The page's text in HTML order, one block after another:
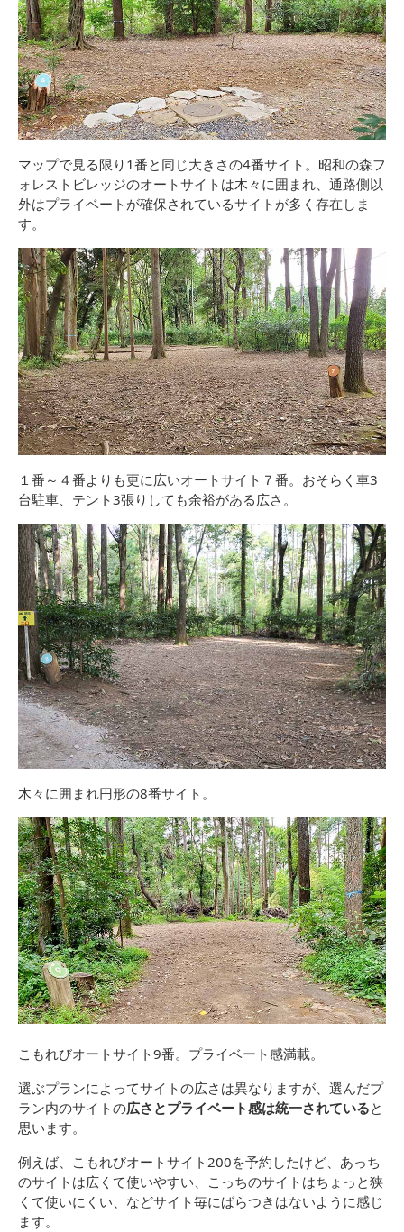
マップで見る限り1番と同じ大きさの4番サイト。昭和の森フ
ォレストビレッジのオートサイトは木々に囲まれ、通路側以
外はプライベートが確保されているサイトが多く存在しま
す。
１番～４番よりも更に広いオートサイト７番。おそらく車3
台駐車、テント3張りしても余裕がある広さ。
木々に囲まれ円形の8番サイト。
こもれびオートサイト9番。プライベート感満載。
選ぶプランによってサイトの広さは異なりますが、選んだプ
ラン内のサイトの広さとプライベート感は統一されていると
思います。
例えば、こもれびオートサイト200を予約したけど、あっち
のサイトは広くて使いやすい、こっちのサイトはちょっと狭
くて使いにくい、などサイト毎にばらつきはないように感じ
ます。